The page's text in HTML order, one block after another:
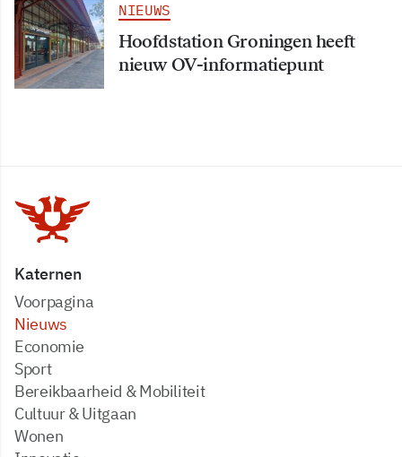
NIEUWS
Hoofdstation Groningen heeft
nieuw OV-informatiepunt
Katernen
Voorpagina
Nieuws
Economie
Sport
Bereikbaarheid & Mobiliteit
Cultuur & Uitgaan
Wonen